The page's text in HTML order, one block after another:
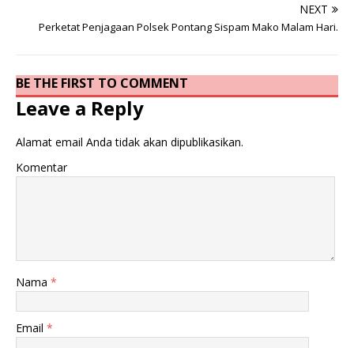
NEXT
Perketat Penjagaan Polsek Pontang Sispam Mako Malam Hari.
BE THE FIRST TO COMMENT
Leave a Reply
Alamat email Anda tidak akan dipublikasikan.
Komentar
Nama *
Email *